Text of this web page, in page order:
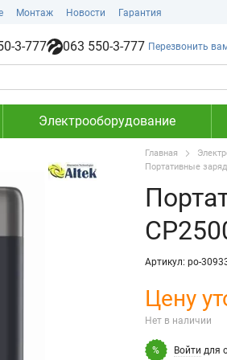
Монтаж Новости Гарантия
3-777 063 550-3-777 Перезвонить
Электрооборудование
Главная
Портативные
Артикул: po-
Цену
Нет в наличии
% Войти для